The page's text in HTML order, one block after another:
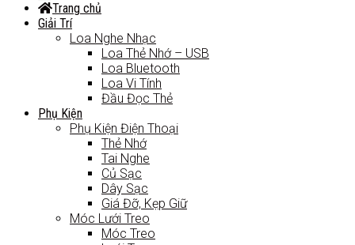
Trang chủ
Giải Trí
Loa Nghe Nhạc
Loa Thẻ Nhớ – USB
Loa Bluetooth
Loa Vi Tính
Đầu Đọc Thẻ
Phụ Kiện
Phụ Kiện Điện Thoại
Thẻ Nhớ
Tai Nghe
Củ Sạc
Dây Sạc
Giá Đỡ, Kẹp Giữ
Móc Lưới Treo
Móc Treo